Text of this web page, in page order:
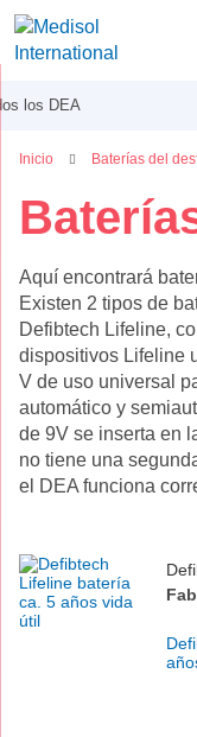
Inicio Baterías del
Aquí encontrará
Existen 2 tipos de
Defibtech Lifeline,
dispositivos Lifeline
V de uso universal
automático y
de 9V se inserta en
no tiene una
el DEA funciona